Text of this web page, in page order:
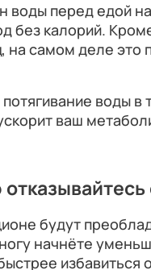
воды перед едой
без калорий.
на самом деле это
потягивание воды в
ваш
будут
начнёте
избавиться